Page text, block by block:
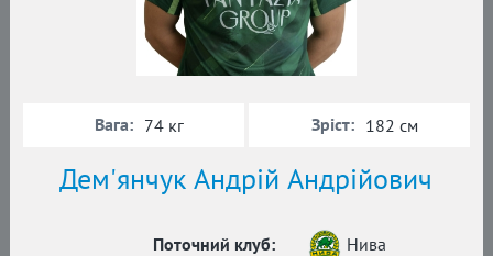
Дем'янчук Андрій Андрійович
Поточний клуб:
Нива
Вага: 74 кг Зріст: 182 см